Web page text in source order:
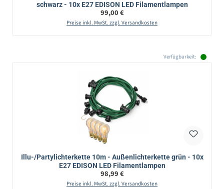
schwarz - 10x E27 EDISON LED Filamentlampen
Regulärer Preis:
99,00 €
Preise inkl. MwSt. zzgl. Versandkosten
Verfügbarkeit:
Illu-/Partylichterkette 10m - Außenlichterkette grün - 10x
E27 EDISON LED Filamentlampen
Regulärer Preis:
98,99 €
Preise inkl. MwSt. zzgl. Versandkosten